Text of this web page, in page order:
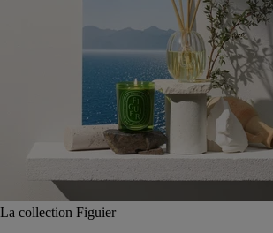
La collection Figuier